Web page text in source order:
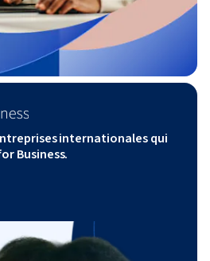
internationales qui
Business.